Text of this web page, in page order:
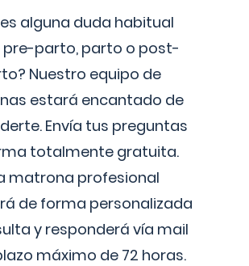
alguna duda habitual
pre-parto, parto o post-
Nuestro equipo de
estará encantado de
Envía tus preguntas
totalmente gratuita.
matrona profesional
de forma personalizada
y responderá vía mail
máximo de 72 horas.